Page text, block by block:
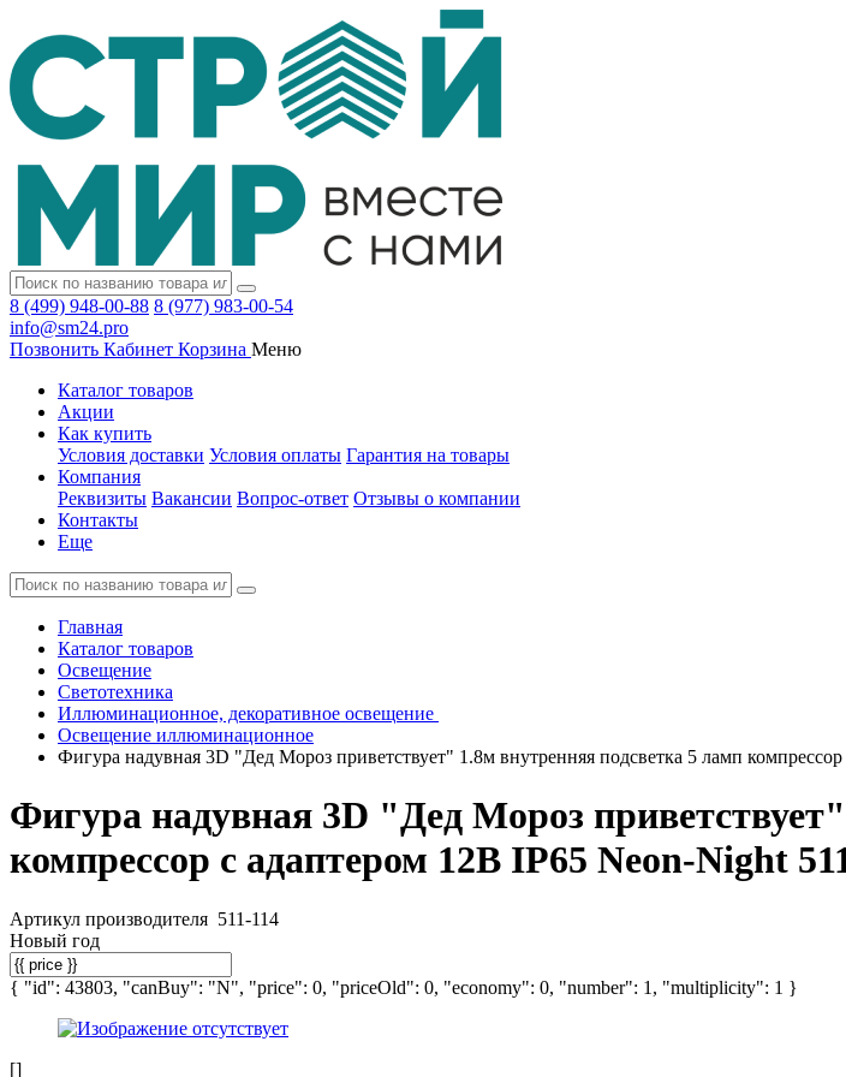
8 (499) 948-00-88 8 (977) 983-00-54
info@sm24.pro
Позвонить Кабинет Корзина Меню
Каталог товаров
Акции
Как купить
Условия доставки Условия оплаты Гарантия на товары
Компания
Реквизиты Вакансии Вопрос-ответ Отзывы о компании
Контакты
Еще
Главная
Каталог товаров
Освещение
Светотехника
Иллюминационное, декоративное освещение
Освещение иллюминационное
Фигура надувная 3D "Дед Мороз приветствует" 1.8м внутренняя подсветка 5 ламп
Фигура надувная 3D "Дед Мороз
компрессор с адаптером 12В IP65 Neon-Night
Артикул производителя 511-114
Новый год
{ "id": 43803, "canBuy": "N", "price": 0, "priceOld": 0, "economy": 0, "number": 1, "multiplicity": 1 }
[]